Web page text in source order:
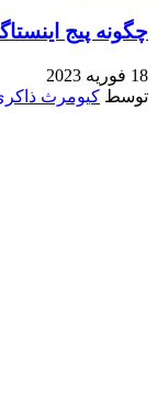
چگونه پیج
18 فوریه 2023
توسط کیومرث